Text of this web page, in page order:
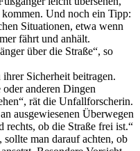
Und noch ein Tipp:
Situationen, etwa wenn
fährt und anhält.
über die Straße“, so
Sicherheit beitragen.
anderen Dingen
rät die Unfallforscherin.
ausgewiesenen Überwegen
rechts, ob die Straße frei ist.“
man darauf achten, ob